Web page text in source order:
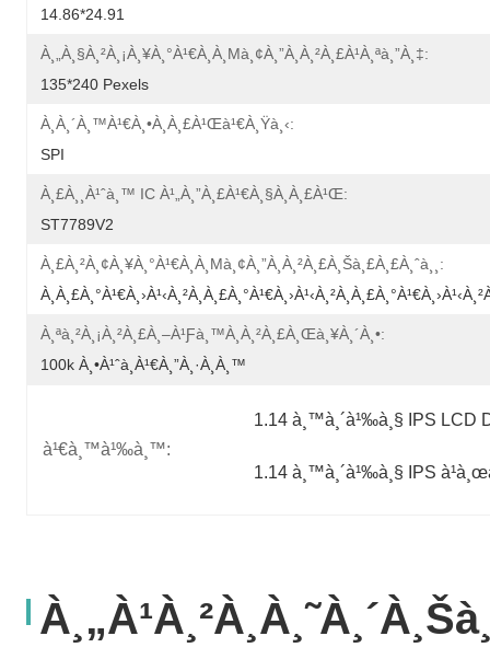
14.86*24.91
À¸„à¸§à¸²à¸¡à¸¥à¸°à¹€à¸­à¸µà¸¢à¸”à¸à¸²à¸£à¹à¸ªà¸”à¸‡:
135*240 Pexels
À¸­à¸´à¸™à¹€à¸•à¸­à¸£à¹Œà¹€à¸Ÿà¸‹:
SPI
À¸£à¸¸à¹ˆà¸™ IC À¹„à¸”à¸£à¹€à¸§à¸­à¸£à¹Œ:
ST7789V2
À¸£à¸²à¸¢à¸¥à¸°à¹€à¸­à¸µà¸¢à¸”à¸à¸²à¸£à¸šà¸£à¸£à¸ˆà¸¸:
À¸ªà¸²à¸¡à¸²à¸£à¸–À¹ƒà¸™à¸à¸²à¸£à¸œà¸¥à¸´à¸•:
100k À¸•à¹ˆà¸­à¹€à¸”à¸·à¸­à¸™
à¹€à¸™à¹‰à¸™:
1.14 à¸™à¸´à¹‰à¸§ IPS LCD
1.14 à¸™à¸´à¹‰à¸§ IPS